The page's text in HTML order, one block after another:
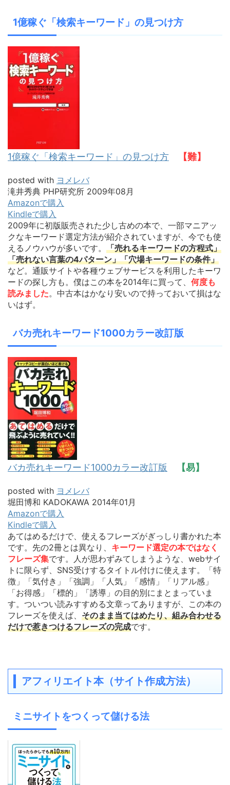
1億稼ぐ「検索キーワード」の見つけ方
1億稼ぐ「検索キーワード」の見つけ方 【難】
posted with ヨメレバ
滝井秀典 PHP研究所 2009年08月
Amazonで購入
Kindleで購入
2009年に初版販売された少し古めの本で、一部マニアッ
クなキーワード選定方法が紹介されていますが、今でも使
えるノウハウが多いです。 「売れるキーワードの方程式」
「売れない言葉の4パターン」「穴場キーワードの条件」
など。通販サイトや各種ウェブサービスを利用したキーワ
ードの探し方も。僕はこの本を2014年に買って、 何度も
読みました。中古本はかなり安いので持っておいて損はな
いはず。
バカ売れキーワード1000カラー改訂版
バカ売れキーワード1000カラー改訂版 【易】
posted with ヨメレバ
堀田博和 KADOKAWA 2014年01月
Amazonで購入
Kindleで購入
あてはめるだけで、使えるフレーズがぎっしり書かれた本
です。先の2冊とは異なり、 キーワード選定の本ではなく
フレーズ集です。人が思わずみてしまうような、webサイ
トに限らず、SNS受けするタイトル付けに使えます。「特
徴」「気付き」「強調」「人気」「感情」「リアル感」
「お得感」「標的」「誘導」の目的別にまとまっていま
す。ついつい読みすすめる文章ってありますが、この本の
フレーズを使えば、 そのまま当てはめたり、組み合わせる
だけで惹きつけるフレーズの完成です。
アフィリエイト本（サイト作成方法）
ミニサイトをつくって儲ける法